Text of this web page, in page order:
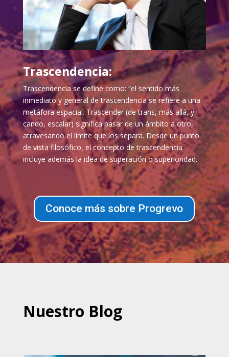
Trascendencia:
Trascendencia se define como: “el sentido más
inmediato y general de trascendencia se refiere a una
metáfora espacial. Trascender (de trans, más allá, y
cando, escalar) significa pasar de un ámbito a otro,
atravesando el límite que los separa. Desde un punto
de vista filosófico, el concepto de trascendencia
incluye además la idea de superación o superioridad.
Conoce más sobre Progrevo
Nuestro Blog